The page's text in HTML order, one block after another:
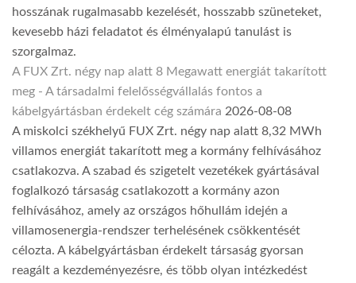
hosszának rugalmasabb kezelését, hosszabb szüneteket,
kevesebb házi feladatot és élményalapú tanulást is
szorgalmaz.
A FUX Zrt. négy nap alatt 8 Megawatt energiát takarított
meg - A társadalmi felelősségvállalás fontos a
kábelgyártásban érdekelt cég számára 2026-08-08
A miskolci székhelyű FUX Zrt. négy nap alatt 8,32 MWh
villamos energiát takarított meg a kormány felhívásához
csatlakozva. A szabad és szigetelt vezetékek gyártásával
foglalkozó társaság csatlakozott a kormány azon
felhívásához, amely az országos hőhullám idején a
villamosenergia-rendszer terhelésének csökkentését
célozta. A kábelgyártásban érdekelt társaság gyorsan
reagált a kezdeményezésre, és több olyan intézkedést